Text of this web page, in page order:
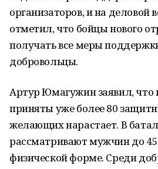
организаторов, и на деловой
отметил, что бойцы нового
получать все меры
добровольцы.
Артур Юмагужин заявил,
приняты уже более 80
желающих нарастает. В
рассматривают мужчин до
физической форме. Среди